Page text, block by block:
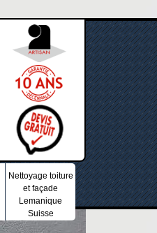
Nettoyage toiture
et façade
Lemanique
Suisse